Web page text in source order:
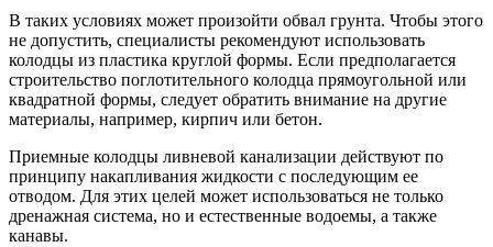
В таких условиях может произойти обвал грунта. Чтобы этого
не допустить, специалисты рекомендуют использовать
колодцы из пластика круглой формы. Если предполагается
строительство поглотительного колодца прямоугольной или
квадратной формы, следует обратить внимание на другие
материалы, например, кирпич или бетон.
Приемные колодцы ливневой канализации действуют по
принципу накапливания жидкости с последующим ее
отводом. Для этих целей может использоваться не только
дренажная система, но и естественные водоемы, а также
канавы.